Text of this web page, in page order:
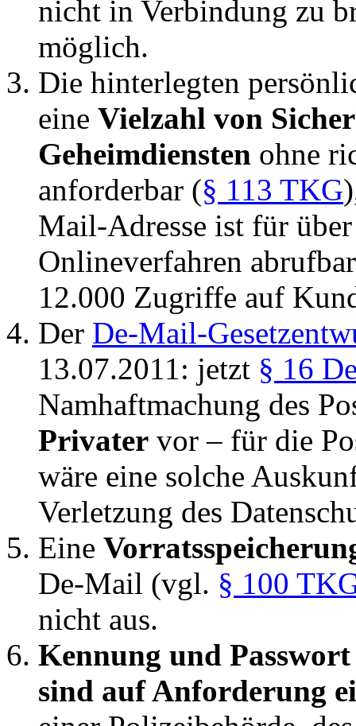
nicht in Verbindung zu
möglich.
Die hinterlegten
eine Vielzahl von
Geheimdiensten ohne
anforderbar (§ 113 TKG
Mail-Adresse ist für
Onlineverfahren
12.000 Zugriffe auf
Der De-Mail-
13.07.2011: jetzt § 16
Namhaftmachung des
Privater vor – für die
wäre eine solche
Verletzung des
Eine
De-Mail (vgl. § 100
nicht aus.
Kennung und
sind auf Anforderung